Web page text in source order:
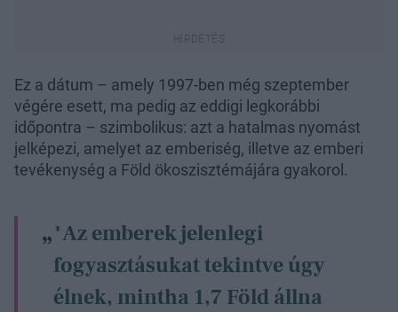
Ez a dátum – amely 1997-ben még szeptember
végére esett, ma pedig az eddigi legkorábbi
időpontra – szimbolikus: azt a hatalmas nyomást
jelképezi, amelyet az emberiség, illetve az emberi
tevékenység a Föld ökoszisztémájára gyakorol.
"Az emberek jelenlegi
fogyasztásukat tekintve úgy
élnek, mintha 1,7 Föld állna